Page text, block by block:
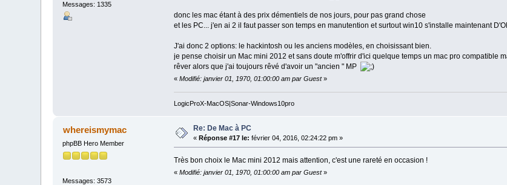
Messages: 1335
donc les mac étant à des prix démentiels de nos jours, pour pas grand chose
et les PC... j'en ai 2 il faut passer son temps en manutention et surtout win10 s'installe maintenant
J'ai donc 2 options: le hackintosh ou les anciens modèles, en choisissant bien.
je pense choisir un Mac mini 2012 et sans doute m'offrir d'ici quelque temps un mac pro compatible
rêver alors que j'ai toujours rêvé d'avoir un "ancien " MP
« Modifié: janvier 01, 1970, 01:00:00 am par Guest»
LogicProX-MacOS|Sonar-Windows10pro
whereismymac
phpBB Hero Member
Messages: 3573
Re: De Mac à PC
«Réponse #17 le: février 04, 2016, 02:24:22 pm »
Très bon choix le Mac mini 2012 mais attention, c'est une rareté en occasion !
« Modifié: janvier 01, 1970, 01:00:00 am par Guest»